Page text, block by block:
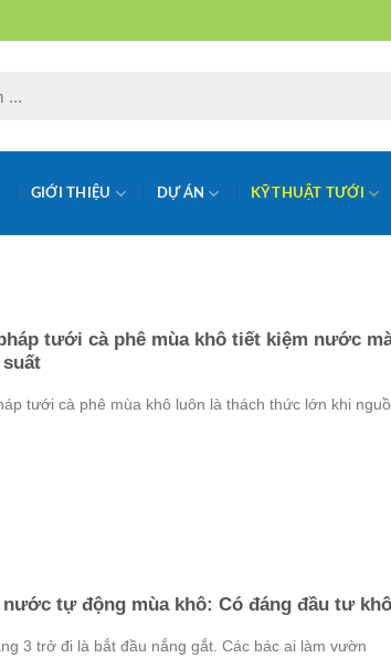
GIỚI THIỆU DỰ ÁN KỸ THUẬT TƯỚI
tưới cà phê mùa khô tiết kiệm nước
suất
tưới cà phê mùa khô luôn là thách thức lớn khi
tự động mùa khô: Có đáng đầu tư
3 trở đi là bắt đầu nắng gắt. Các bác ai làm vườn